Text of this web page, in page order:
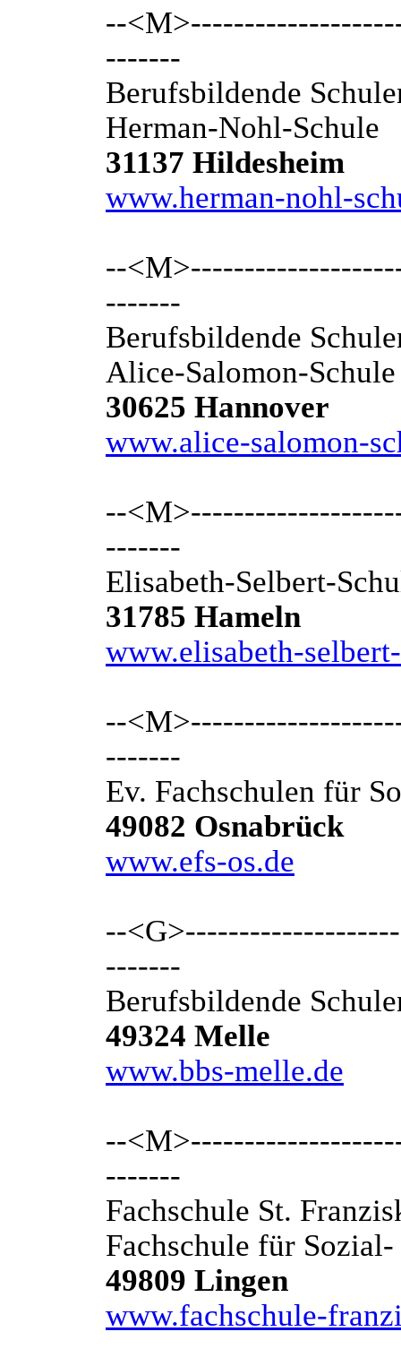
--
-------
Berufsbildende
Herman-Nohl-Schule
31137 Hildesheim
www.herman-nohl-
--
-------
Berufsbildende
Alice-Salomon-Schule
30625 Hannover
www.alice-salomon-
--
-------
Elisabeth-Selbert-
31785 Hameln
www.elisabeth-
--
-------
Ev. Fachschulen für
49082 Osnabrück
www.efs-os.de
--
-------
Berufsbildende
49324 Melle
www.bbs-melle.de
--
-------
Fachschule St.
Fachschule für
49809 Lingen
www.fachschule-